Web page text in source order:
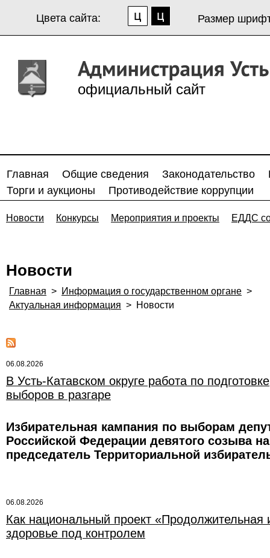
Цвета сайта: Размер
официальный сайт
Главная Общие сведения Законодательство
Торги и аукционы
Противодействие коррупции
Новости Конкурсы Мероприятия и проекты ЕДДС
Новости
Главная > Информация о государственном органе >
Актуальная информация > Новости
06.08.2026
В Усть-Катавском округе работа по подготовке
выборов в разгаре
Избирательная кампания по выборам
Российской Федерации девятого созыва
председатель Территориальной
06.08.2026
Как национальный проект «Продолжительная
здоровье под контролем